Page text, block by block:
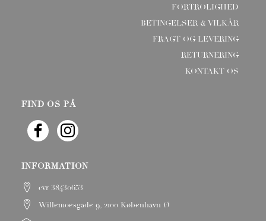
FORTROLIGHED
BETINGELSER & VILKÅR
FRAGT OG LEVERING
RETURNERING
KONTAKT OS
FIND OS PÅ
INFORMATION
cvr 38430653
Willemoesgade 9, 2100 København Ø